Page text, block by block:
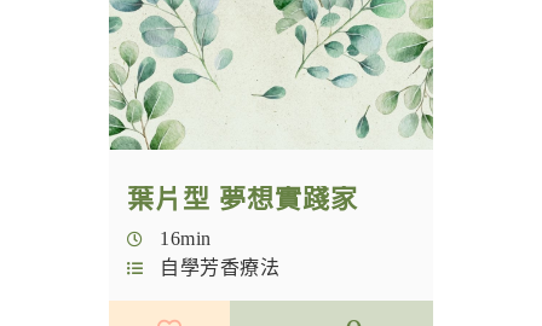
葉片型 夢想實踐家
16min
自學芳香療法